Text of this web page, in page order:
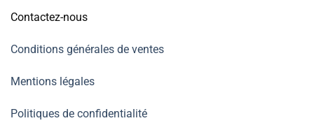
Contactez-nous
Conditions générales de ventes
Mentions légales
Politiques de confidentialité